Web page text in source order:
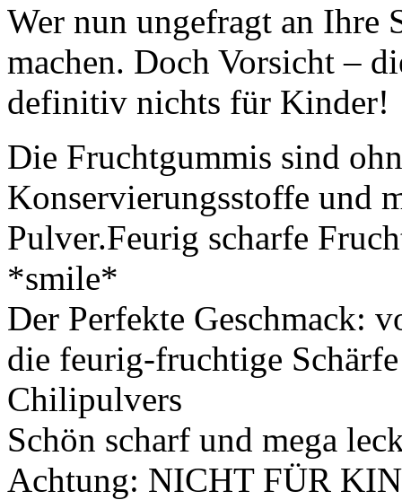
Wer nun ungefragt an Ihre
machen. Doch Vorsicht –
definitiv nichts für Kinder!
Die Fruchtgummis sind
Konservierungsstoffe und
Pulver.Feurig scharfe
*smile*
Der Perfekte Geschmack:
die feurig-fruchtige
Chilipulvers
Schön scharf und mega
Achtung: NICHT FÜR